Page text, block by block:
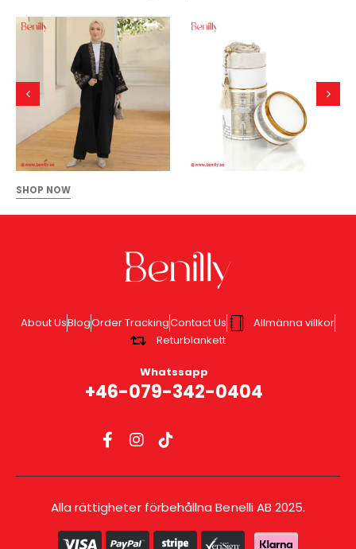
SHOP NOW
About UsBlogOrder TrackingContact Us
Allmänna villkor
Returblankett
Whatssapp
+46-079-342-0404
Alla rättigheter förbehållna Benelli AB 2025.